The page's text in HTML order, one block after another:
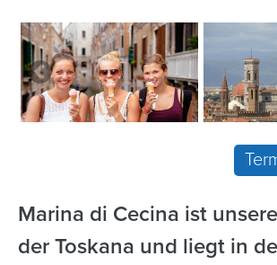
Marina di Cecina ist
der Toskana und liegt in